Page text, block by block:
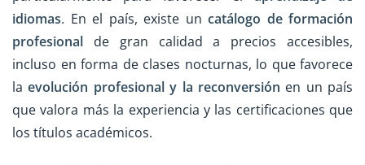
idiomas. En el país, existe un catálogo de formación
profesional de gran calidad a precios accesibles,
incluso en forma de clases nocturnas, lo que favorece
laevolución profesional y la reconversión en un país
que valora más la experiencia y las certificaciones que
los títulos académicos.